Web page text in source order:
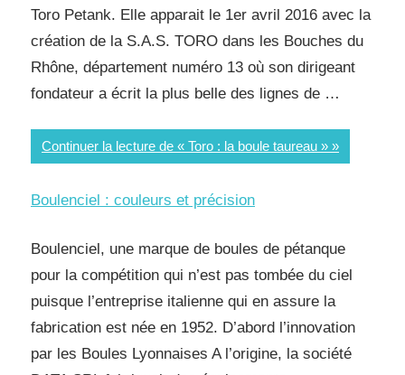
Toro Petank. Elle apparait le 1er avril 2016 avec la
création de la S.A.S. TORO dans les Bouches du
Rhône, département numéro 13 où son dirigeant
fondateur a écrit la plus belle des lignes de …
Continuer la lecture de « Toro : la boule taureau »
Boulenciel : couleurs et précision
Boulenciel, une marque de boules de pétanque
pour la compétition qui n’est pas tombée du ciel
puisque l’entreprise italienne qui en assure la
fabrication est née en 1952. D’abord l’innovation
par les Boules Lyonnaises A l’origine, la société